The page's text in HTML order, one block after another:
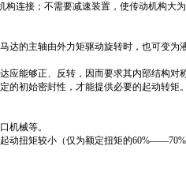
连接；不需要减速装置，使传动机构大
的主轴由外力矩驱动旋转时，也可变
能够正、反转，因而要求其内部结构
初始密封性，才能提供必要的起动转
机械等。
动扭矩较小（仅为额定扭矩的60%——70%